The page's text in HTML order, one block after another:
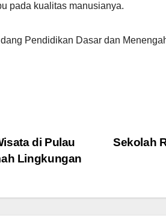
pada kualitas manusianya.
Pendidikan Dasar dan
Sekolah
di Pulau
Lingkungan